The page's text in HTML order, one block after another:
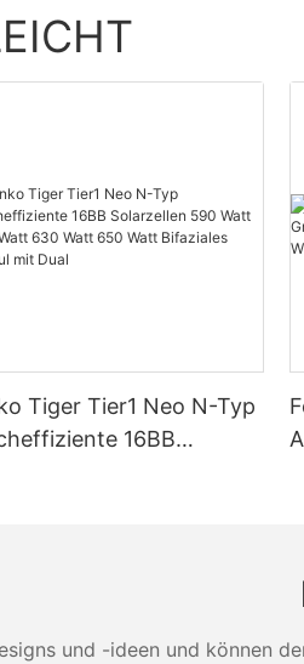
Tiger Tier1 Neo N-Typ
16BB
und -ideen und können